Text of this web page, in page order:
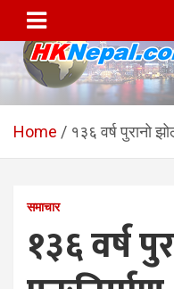
content
सञ्चालित
hknepal, hknepal.com, hk
Home १३६ वर्ष पुरानो
समाचार
१३६ वर्ष